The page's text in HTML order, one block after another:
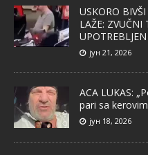
USKORO
LAŽE: ZVUČNI
јун 21, 2026
ACA LUKAS:
pari sa
јун 18, 2026